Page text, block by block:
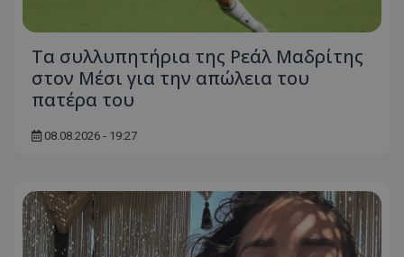
Τα συλλυπητήρια της Ρεάλ Μαδρίτης
στον Μέσι για την απώλεια του
πατέρα του
08.08.2026 - 19:27